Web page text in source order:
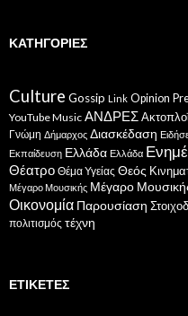
ΚΑΤΗΓΟΡΊΕΣ
Culture Gossip Link Opinion
YouTube Music ΑΝΔΡΕΣ
Γνώμη Δήμαρχος Διασκέδαση
Εκπαίδευση Ελλάδα Ελλάδα
Θέατρο Θέμα Υγείας Θεός
Μέγαρο Μουσικής Μέγαρο
Οικονομία Παρουσίαση
πολιτισμός τέχνη
ΕΤΙΚΈΤΕΣ